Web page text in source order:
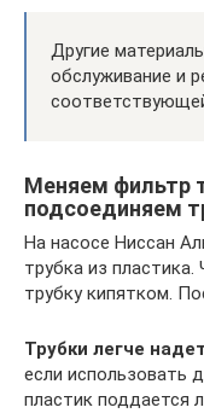
Другие
обслуживание и
Меняем фильтр
подсоединяем
На насосе Ниссан
трубка из
трубку кипятком.
Трубки легче
если использовать
пластик поддается